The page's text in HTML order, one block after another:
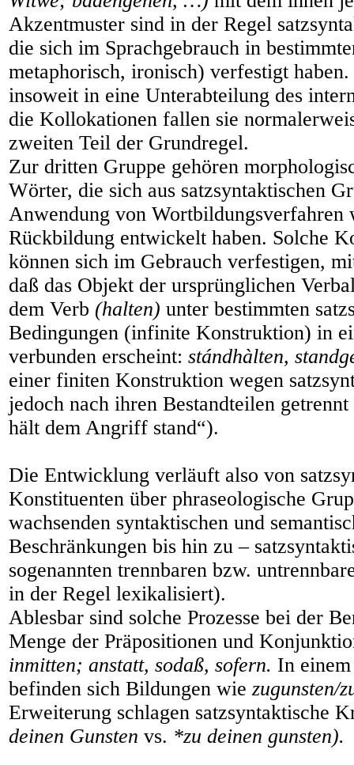
Akzentmuster sind in der Regel
die sich im Sprachgebrauch in
metaphorisch, ironisch) verfestigt haben.
insoweit in eine Unterabteilung des
die Kollokationen fallen sie
zweiten Teil der Grundregel.
Zur dritten Gruppe gehören
Wörter, die sich aus satzsyntaktischen
Anwendung von
Rückbildung entwickelt haben. Solche
können sich im Gebrauch verfestigen,
daß das Objekt der ursprünglichen
dem Verb (halten) unter bestimmten
Bedingungen (infinite Konstruktion) in
verbunden erscheint: stándhàlten,
einer finiten Konstruktion wegen
jedoch nach ihren Bestandteilen
hält dem Angriff stand“).
Die Entwicklung verläuft also von
Konstituenten über phraseologische
wachsenden syntaktischen und
Beschränkungen bis hin zu –
sogenannten trennbaren bzw.
in der Regel lexikalisiert).
Ablesbar sind solche Prozesse bei der
Menge der Präpositionen und
inmitten; anstatt, sodaß, sofern. In
befinden sich Bildungen wiezugunsten/
Erweiterung schlagen satzsyntaktische
deinen Gunsten vs. *zu deinen gunsten).